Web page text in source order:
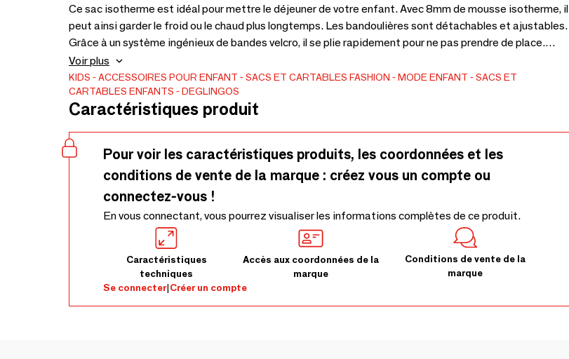
Ce sac isotherme est idéal pour mettre le déjeuner de votre enfant. Avec 8mm de mousse isotherme, il
peut ainsi garder le froid ou le chaud plus longtemps. Les bandoulières sont détachables et ajustables.
Grâce à un système ingénieux de bandes velcro, il se plie rapidement pour ne pas prendre de place.
Plusieurs modèles disponibles. Polyester 100% recyclé.
Voir plus
KIDS ACCESSOIRES POUR ENFANT SACS ET CARTABLES FASHION MODE ENFANT
SACS ET
CARTABLES ENFANTS
DEGLINGOS
Caractéristiques produit
Pour voir les caractéristiques produits, les coordonnées et les
conditions de vente de la marque : créez vous un compte ou
connectez-vous !
En vous connectant, vous pourrez visualiser les informations complètes de ce produit.
Caractéristiques
techniques
Accès aux coordonnées de la
marque
Conditions de vente de la
marque
Se connecter|Créer un compte